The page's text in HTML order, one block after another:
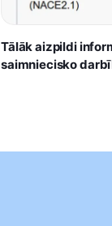
Tālāk aizpildi
saimniecisko